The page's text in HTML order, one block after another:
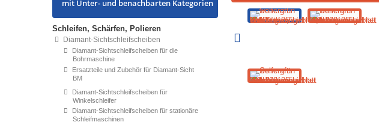
mit Unter- und benachbarten Kategorien
Schleifen, Schärfen, Polieren
Diamant-Sichtschleifscheiben
Diamant-Sichtschleifscheiben für die
Bohrmaschine
Ersatzteile und Zubehör für Diamant-Sicht
BM
Diamant-Sichtschleifscheiben für
Winkelschleifer
Diamant-Sichtschleifscheiben für stationäre
Schleifmaschinen